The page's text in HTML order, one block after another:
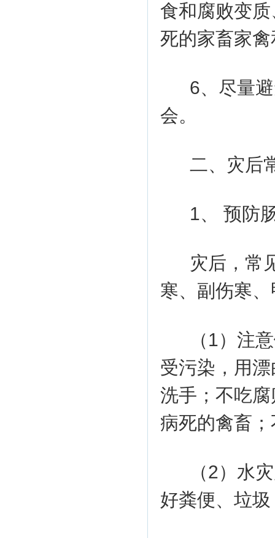
食和腐败变
死的家畜家
6、尽量
会。
二、灾后
1、 预防
灾后，常
寒、副伤寒
（1）注
受污染，用
洗手；不吃
病死的禽畜
（2）水
好粪便、垃